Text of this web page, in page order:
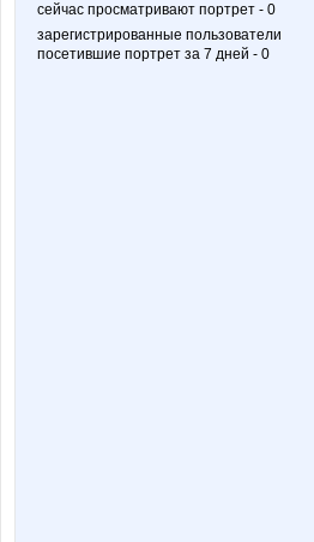
сейчас просматривают портрет - 0
зарегистрированные пользователи
посетившие портрет за 7 дней - 0